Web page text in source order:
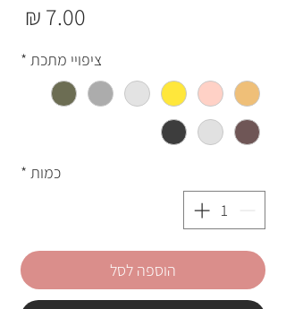
ציפויי מתכת *
כמות *
הוספה לסל